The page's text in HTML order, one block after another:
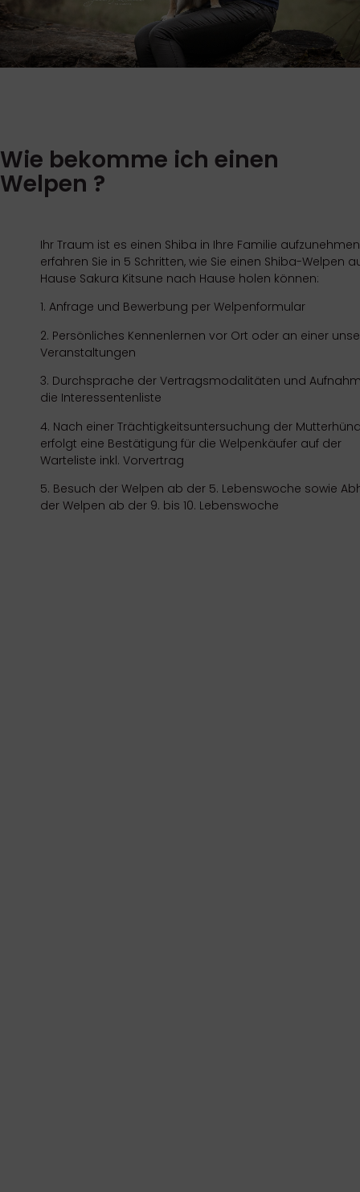
Wie bekomme ich einen
Welpen ?
Ihr Traum ist es einen Shiba in Ihre Familie
erfahren Sie in 5 Schritten, wie Sie einen Shiba-Welpen
Hause Sakura Kitsune nach Hause holen können:
1. Anfrage und Bewerbung per Welpenformular
2. Persönliches Kennenlernen vor Ort oder an einer
Veranstaltungen
3. Durchsprache der Vertragsmodalitäten und
die Interessentenliste
4. Nach einer Trächtigkeitsuntersuchung der
erfolgt eine Bestätigung für die Welpenkäufer auf der
Warteliste inkl. Vorvertrag
5. Besuch der Welpen ab der 5. Lebenswoche sowie
der Welpen ab der 9. bis 10. Lebenswoche